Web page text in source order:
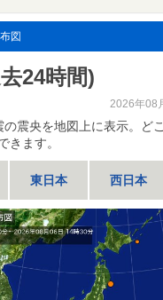
図
24時間)
2026年08
震央を地図上に表示。ど
きます。
東日本 西日本